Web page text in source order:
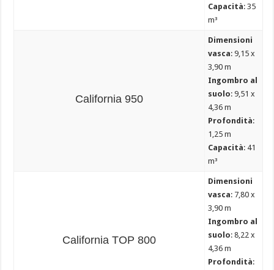
Capacità: 35
m³
California 950
Dimensioni
vasca: 9,15 x
3,90 m
Ingombro al
suolo: 9,51 x
4,36 m
Profondità:
1,25 m
Capacità: 41
m³
California TOP 800
Dimensioni
vasca: 7,80 x
3,90 m
Ingombro al
suolo: 8,22 x
4,36 m
Profondità: